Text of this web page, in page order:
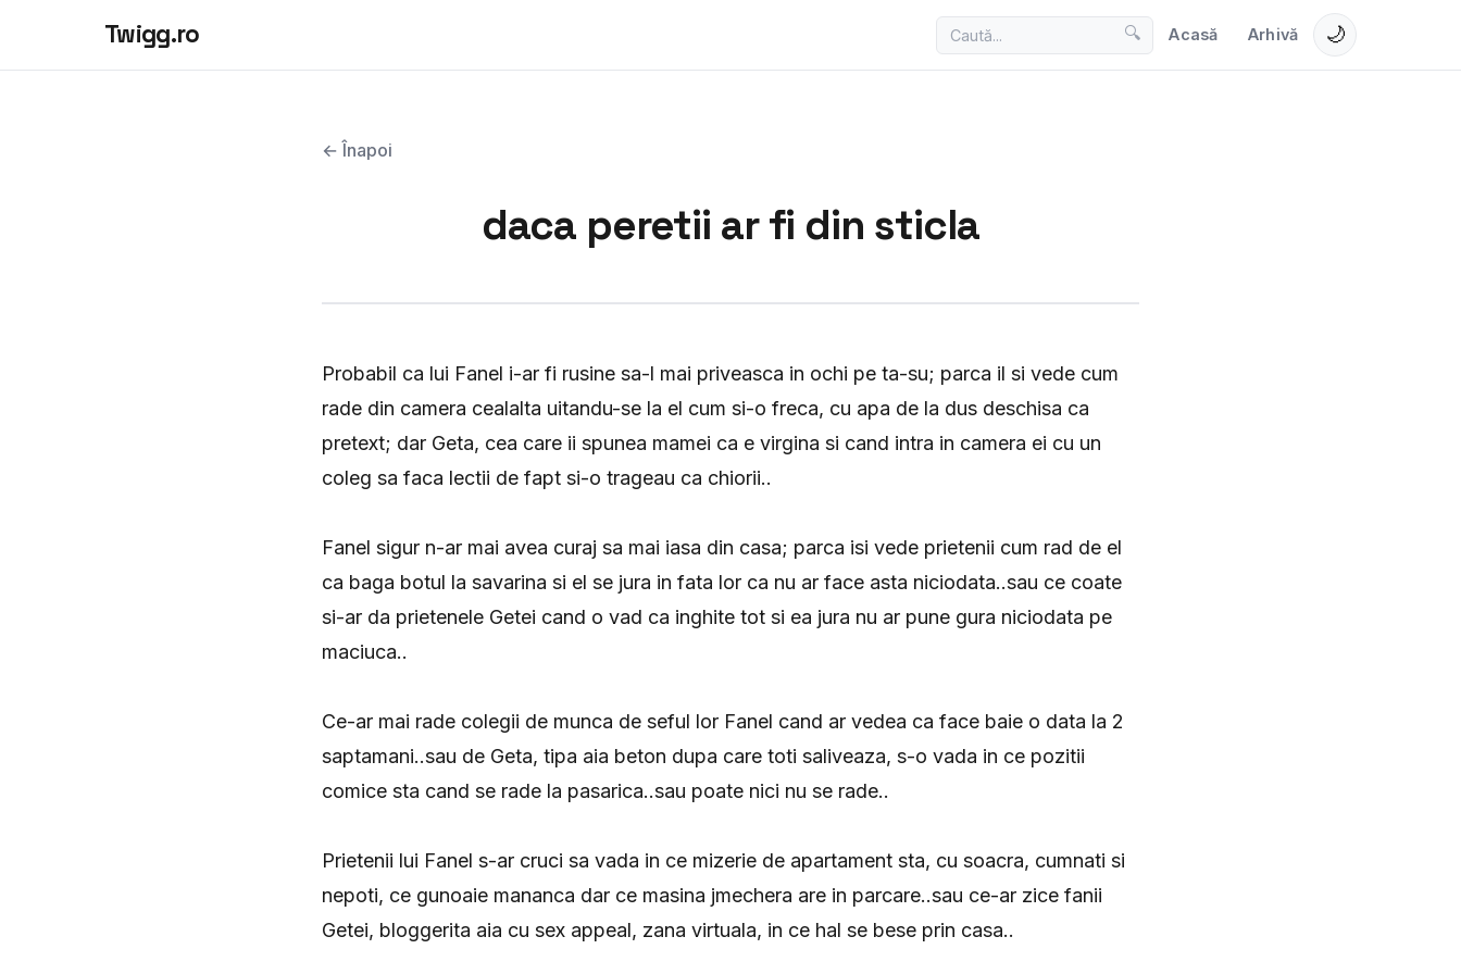
Twigg.ro 🔍 Acasă Arhivă 🌙
← Înapoi
daca peretii ar fi din sticla
Probabil ca lui Fanel i-ar fi rusine sa-l mai priveasca in ochi pe ta-su; parca il si vede cum
rade din camera cealalta uitandu-se la el cum si-o freca, cu apa de la dus deschisa ca
pretext; dar Geta, cea care ii spunea mamei ca e virgina si cand intra in camera ei cu un
coleg sa faca lectii de fapt si-o trageau ca chiorii..
Fanel sigur n-ar mai avea curaj sa mai iasa din casa; parca isi vede prietenii cum rad de el
ca baga botul la savarina si el se jura in fata lor ca nu ar face asta niciodata..sau ce coate
si-ar da prietenele Getei cand o vad ca inghite tot si ea jura nu ar pune gura niciodata pe
maciuca..
Ce-ar mai rade colegii de munca de seful lor Fanel cand ar vedea ca face baie o data la 2
saptamani..sau de Geta, tipa aia beton dupa care toti saliveaza, s-o vada in ce pozitii
comice sta cand se rade la pasarica..sau poate nici nu se rade..
Prietenii lui Fanel s-ar cruci sa vada in ce mizerie de apartament sta, cu soacra, cumnati si
nepoti, ce gunoaie mananca dar ce masina jmechera are in parcare..sau ce-ar zice fanii
Getei, bloggerita aia cu sex appeal, zana virtuala, in ce hal se bese prin casa..